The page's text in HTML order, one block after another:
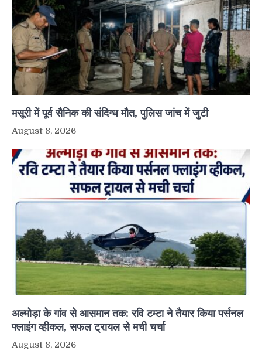
मसूरी में पूर्व सैनिक की संदिग्ध मौत, पुलिस जांच में जुटी
August 8, 2026
अल्मोड़ा के गांव से आसमान तक: रवि टम्टा ने तैयार किया पर्सनल
फ्लाइंग व्हीकल, सफल ट्रायल से मची चर्चा
August 8, 2026